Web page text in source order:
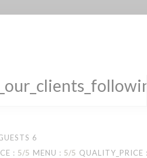
6
: 5/5 MENU : 5/5 QUALITY_PRICE